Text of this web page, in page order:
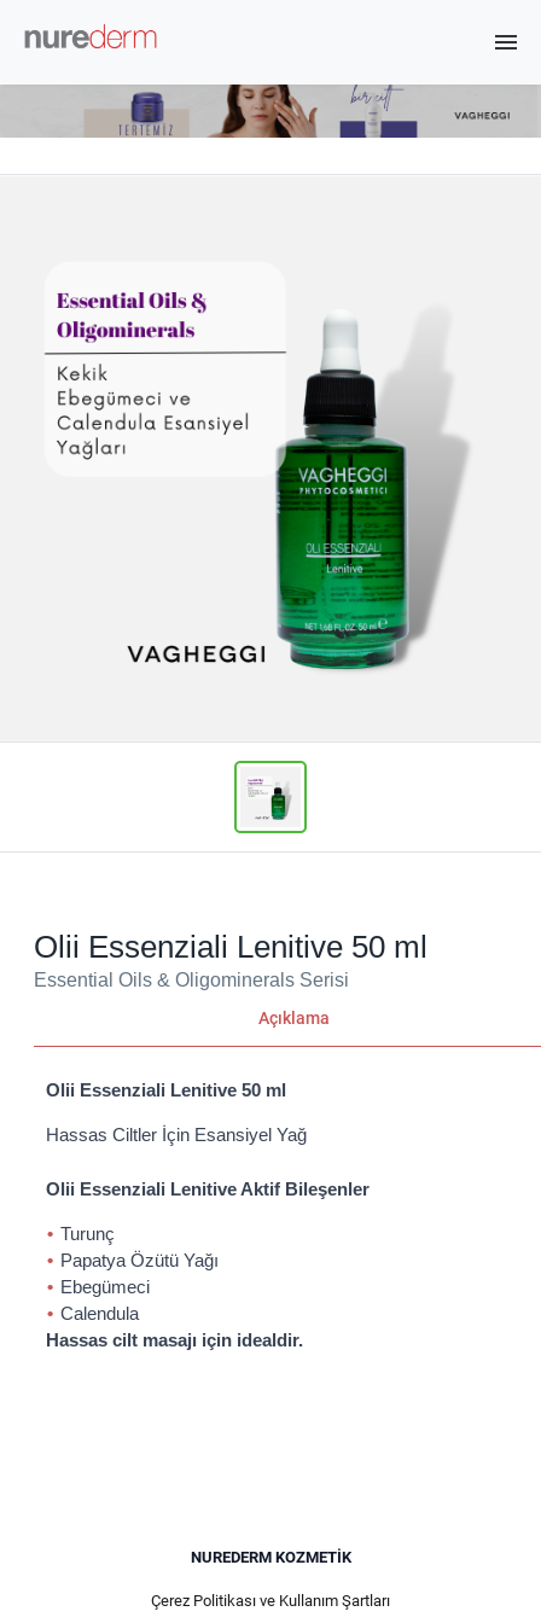
Olii Essenziali Lenitive 50 ml
Essential Oils & Oligominerals Serisi
Açıklama
Olii Essenziali Lenitive 50 ml
Hassas Ciltler İçin Esansiyel Yağ
Olii Essenziali Lenitive Aktif Bileşenler
Turunç
Papatya Özütü Yağı
Ebegümeci
Calendula
Hassas cilt masajı için idealdir.
NUREDERM KOZMETIK
Çerez Politikası ve Kullanım Şartları